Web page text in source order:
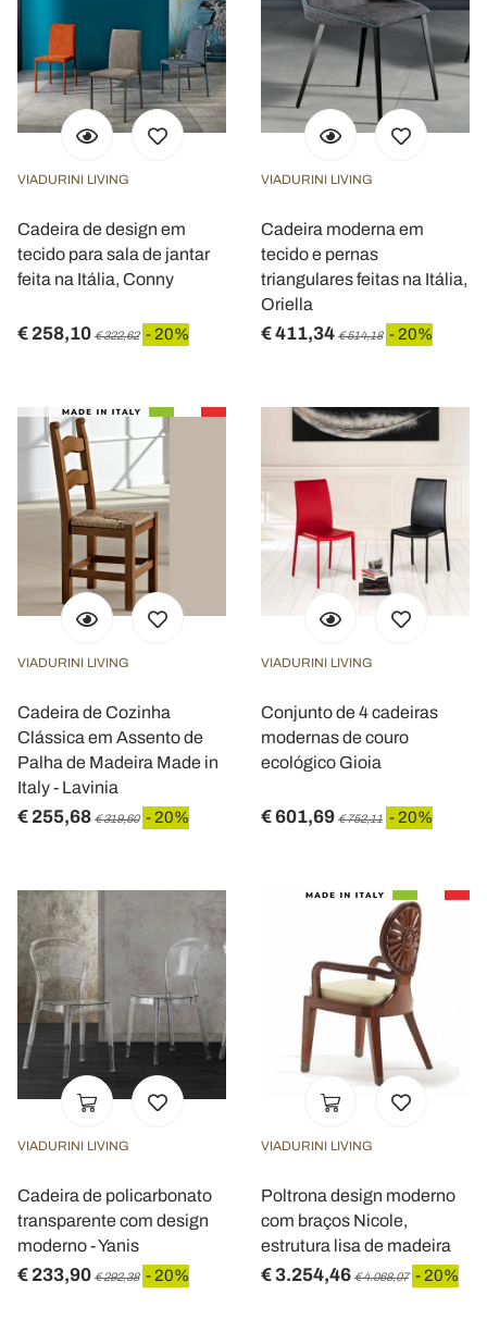
VIADURINI LIVING
Cadeira de design em
tecido para sala de jantar
feita na Itália, Conny
€ 258,10 € 322,62 - 20%
VIADURINI LIVING
Cadeira moderna em
tecido e pernas
triangulares feitas na Itália,
Oriella
€ 411,34 € 514,18 - 20%
VIADURINI LIVING
Cadeira de Cozinha
Clássica em Assento de
Palha de Madeira Made in
Italy - Lavinia
€ 255,68 € 319,60 - 20%
VIADURINI LIVING
Conjunto de 4 cadeiras
modernas de couro
ecológico Gioia
€ 601,69 € 752,11 - 20%
VIADURINI LIVING
Cadeira de policarbonato
transparente com design
moderno - Yanis
€ 233,90 € 292,38 - 20%
VIADURINI LIVING
Poltrona design moderno
com braços Nicole,
estrutura lisa de madeira
€ 3.254,46 € 4.068,07 - 20%